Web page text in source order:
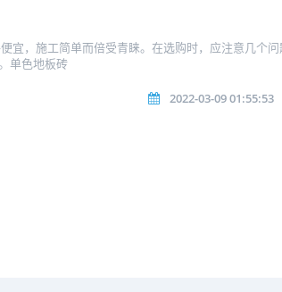
宜，施工简单而倍受青睐。在选购时，应注意几个
单色地板砖
2022-03-09 01:55:53